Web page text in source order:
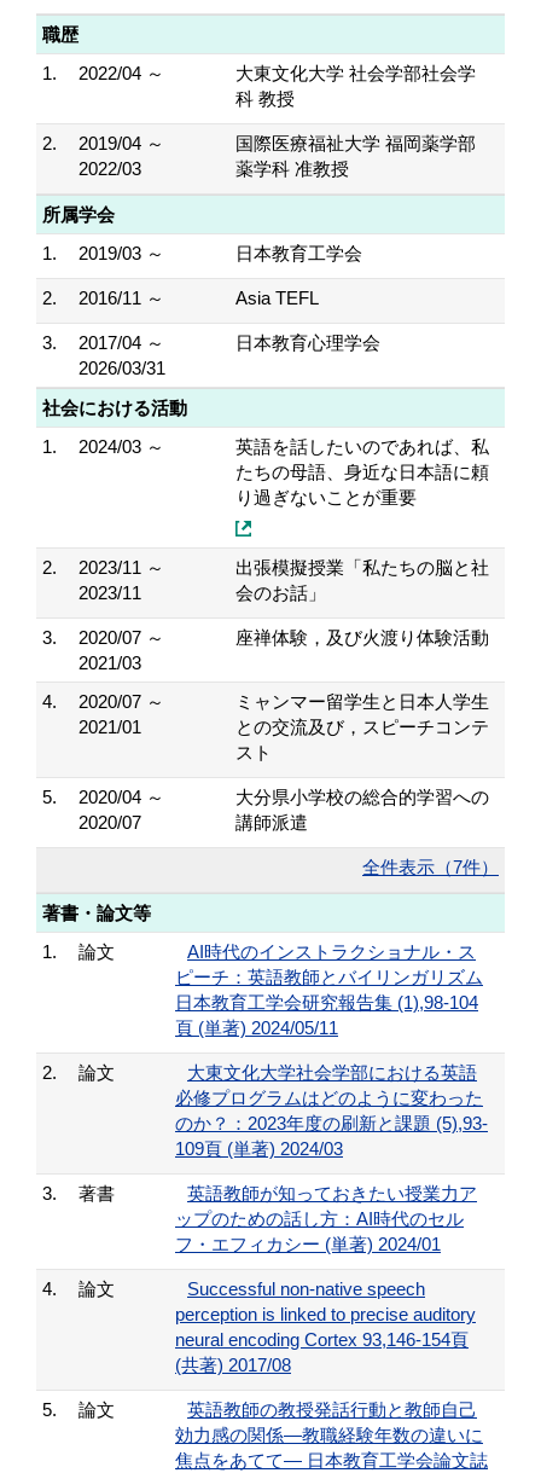
職歴
1.
2022/04 ～
大東文化大学 社会学部社会学
科 教授
2.
2019/04 ～
2022/03
国際医療福祉大学 福岡薬学部
薬学科 准教授
所属学会
1.
2019/03 ～ 日本教育工学会
2. 2016/11 ～ Asia TEFL
3.
2017/04 ～
2026/03/31
日本教育心理学会
社会における活動
1.
2024/03 ～
英語を話したいのであれば、私
たちの母語、身近な日本語に頼
り過ぎないことが重要
2.
2023/11 ～
2023/11
出張模擬授業「私たちの脳と社
会のお話」
3.
2020/07 ～
2021/03
座禅体験，及び火渡り体験活動
4.
2020/07 ～
2021/01
ミャンマー留学生と日本人学生
との交流及び，スピーチコンテ
スト
5.
2020/04 ～
2020/07
大分県小学校の総合的学習への
講師派遣
全件表示（7件）
著書・論文等
1.
論文
AI時代のインストラクショナル・ス
ピーチ：英語教師とバイリンガリズム
日本教育工学会研究報告集 (1),98-104
頁 (単著) 2024/05/11
2. 論文
大東文化大学社会学部における英語
必修プログラムはどのように変わった
のか？：2023年度の刷新と課題 (5),93-
109頁 (単著) 2024/03
3. 著書
英語教師が知っておきたい授業力ア
ップのための話し方：AI時代のセル
フ・エフィカシー (単著) 2024/01
4. 論文
Successful non-native speech
perception is linked to precise auditory
neural encoding Cortex 93,146-154頁
(共著) 2017/08
5. 論文
英語教師の教授発話行動と教師自己
効力感の関係―教職経験年数の違いに
焦点をあてて― 日本教育工学会論文誌